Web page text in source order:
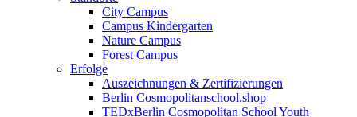
City Campus
Campus Kindergarten
Nature Campus
Forest Campus
Erfolge
Auszeichnungen & Zertifizierungen
Berlin Cosmopolitanschool.shop
TEDxBerlin Cosmopolitan School Youth